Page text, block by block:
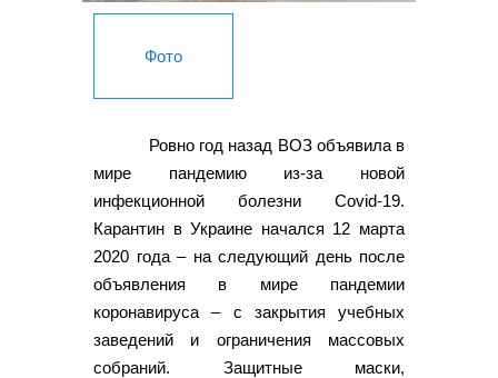
Фото
Ровно год назад ВОЗ объявила в
мире пандемию из-за новой
инфекционной болезни Covid-19.
Карантин в Украине начался 12 марта
2020 года – на следующий день после
объявления в мире пандемии
коронавируса – с закрытия учебных
заведений и ограничения массовых
собраний. Защитные маски,